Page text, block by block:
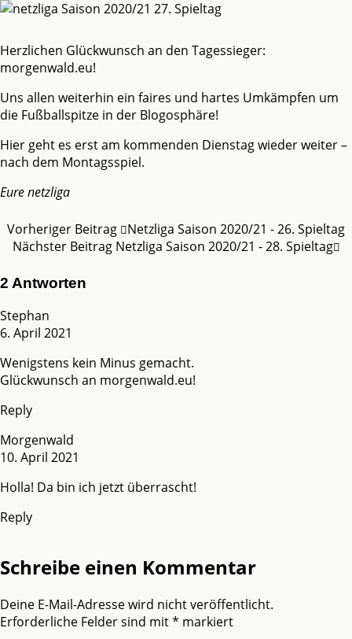
Herzlichen Glückwunsch an den Tagessieger:
morgenwald.eu!
Uns allen weiterhin ein faires und hartes Umkämpfen um
die Fußballspitze in der Blogosphäre!
Hier geht es erst am kommenden Dienstag wieder weiter –
nach dem Montagsspiel.
Eure netzliga
Vorheriger Beitrag
Netzliga Saison 2020/21 - 26. Spieltag
Nächster Beitrag Netzliga Saison 2020/21 - 28. Spieltag
2 Antworten
Stephan
6. April 2021
Wenigstens kein Minus gemacht.
Glückwunsch an morgenwald.eu!
Reply
Morgenwald
10. April 2021
Holla! Da bin ich jetzt überrascht!
Reply
Schreibe einen Kommentar
Deine E-Mail-Adresse wird nicht veröffentlicht.
Erforderliche Felder sind mit* markiert